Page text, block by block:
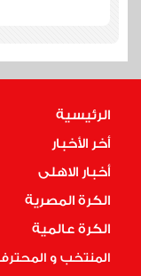
الرئيسية
أخر الأخبار
أخبار الاهلى
الكرة المصرية
الكرة عالمية
المنتخب و